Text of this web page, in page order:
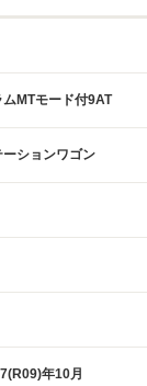
ムMTモード付9AT
ーションワゴン
年10月